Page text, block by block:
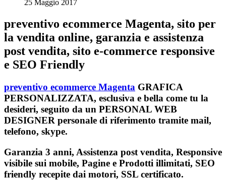
25 Maggio 2017
preventivo ecommerce Magenta, sito per
la vendita online, garanzia e assistenza
post vendita, sito e-commerce responsive
e SEO Friendly
preventivo ecommerce Magenta GRAFICA
PERSONALIZZATA, esclusiva e bella come tu la
desideri, seguito da un PERSONAL WEB
DESIGNER personale di riferimento tramite mail,
telefono, skype.
Garanzia 3 anni, Assistenza post vendita, Responsive
visibile sui mobile, Pagine e Prodotti illimitati, SEO
friendly recepite dai motori, SSL certificato.